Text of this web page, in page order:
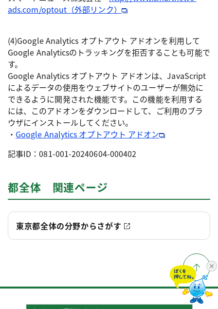
ads.com/optout（外部リンク）
(4)Google Analytics オプトアウト アドオンを利用して
Google Analyticsのトラッキングを拒否することも可能で
す。
Google Analytics オプトアウト アドオンは、JavaScript
によるデータの使用をウェブサイトのユーザーが無効に
できるように開発された機能です。この機能を利用する
には、このアドオンをダウンロードして、ご利用のブラ
ウザにインストールしてください。
・ Google Analytics オプトアウト アドオン
記事ID：081-001-20240604-000402
都全体 関連ページ
東京都全体の分野からさがす